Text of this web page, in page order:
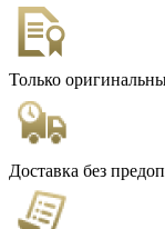
Только
Доставка без